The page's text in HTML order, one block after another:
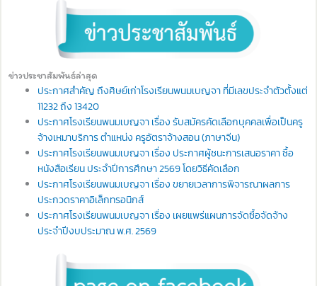
ข่าวประชาสัมพันธ์ล่าสุด
ประกาศสำคัญ ถึงศิษย์เก่าโรงเรียนพนมเบญจา ที่มีเลขประจำตัวตั้งแต่
11232 ถึง 13420
ประกาศโรงเรียนพนมเบญจา เรื่อง รับสมัครคัดเลือกบุคคลเพื่อเป็นครู
จ้างเหมาบริการ ตำแหน่ง ครูอัตราจ้างสอน (ภาษาจีน)
ประกาศโรงเรียนพนมเบญจา เรื่อง ประกาศผู้ชนะการเสนอราคา ซื้อ
หนังสือเรียน ประจำปีการศึกษา 2569 โดยวิธีคัดเลือก
ประกาศโรงเรียนพนมเบญจา เรื่อง ขยายเวลาการพิจารณาผลการ
ประกวดราคาอิเล็กทรอนิกส์
ประกาศโรงเรียนพนมเบญจา เรื่อง เผยแพร่แผนการจัดซื้อจัดจ้าง
ประจำปีงบประมาณ พ.ศ. 2569